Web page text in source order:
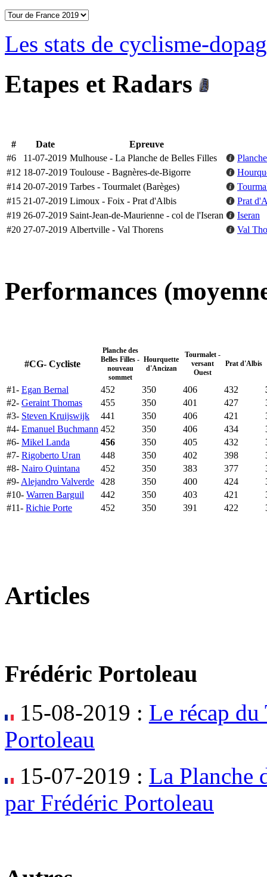
Les stats de cyclisme-
Etapes et Radars
# Date
Epreuve
#6
11-07-2019 Mulhouse - La Planche de Belles Filles
#12 18-07-2019 Toulouse - Bagnères-de-Bigorre
#14 20-07-2019 Tarbes - Tourmalet (Barèges)
#15 21-07-2019 Limoux - Foix - Prat d'Albis
Prat
#19 26-07-2019 Saint-Jean-de-Maurienne - col de l'Iseran
Iseran
#20 27-07-2019 Albertville - Val Thorens Val
Performances
#CG- Cycliste
Planche des
Belles Filles -
nouveau
sommet
Hourquette
d'Ancizan
Tourmalet -
versant
Ouest
Prat d'Albis
#1- Egan Bernal 452 350 406 432
#2- Geraint Thomas 455 350 401 427
#3- Steven Kruijswijk 441 350 406 421
#4- Emanuel Buchmann 452 350 406 434
#6- Mikel Landa 456 350 405 432
#7- Rigoberto Uran 448 350 402 398
#8- Nairo Quintana 452 350 383 377
#9- Alejandro Valverde 428 350 400 424
#10- Warren Barguil 442 350 403 421
#11- Richie Porte 452 350 391 422
Articles
Frédéric Portoleau
15-08-2019 : Le récap
Portoleau
15-07-2019 : La Planche
par Frédéric Portoleau